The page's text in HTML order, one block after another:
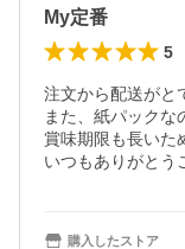
My定番
5
注文から配送がと
また、紙パックな
賞味期限も長いた
いつもありがとう
購入したストア